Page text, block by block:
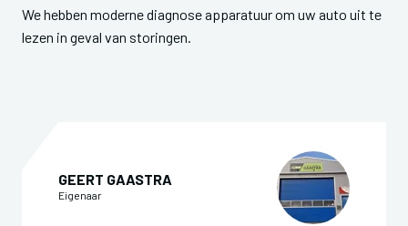
We hebben moderne diagnose apparatuur om uw auto uit te
lezen in geval van storingen.
GEERT GAASTRA
Eigenaar